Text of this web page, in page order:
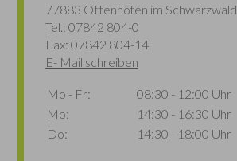
77883 Ottenhöfen im Schwarzwald
Tel.: 07842 804-0
Fax: 07842 804-14
E- Mail schreiben
Mo - Fr:
08:30 - 12:00 Uhr
Mo:
14:30 - 16:30 Uhr
Do:
14:30 - 18:00 Uhr